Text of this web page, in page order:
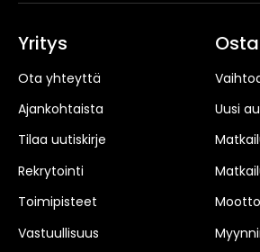
Yritys
Ota yhteyttä
Ajankohtaista
Tilaa uutiskirje
Rekrytointi
Toimipisteet
Vastuullisuus
Osta
Uusi